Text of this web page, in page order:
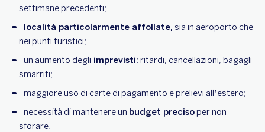
settimane precedenti;
località particolarmente affollate,sia in aeroporto che
nei punti turistici;
un aumento degli imprevisti: ritardi, cancellazioni, bagagli
smarriti;
maggiore uso di carte di pagamento e prelievi all’estero;
necessità di mantenere un budget precisoper non
sforare.